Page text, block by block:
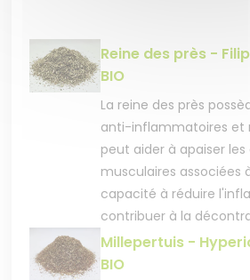
Reine des près -
BIO
La reine des près
anti-inflammatoires et
peut aider à apaiser les
musculaires associées
capacité à réduire
contribuer à la
Millepertuis -
BIO